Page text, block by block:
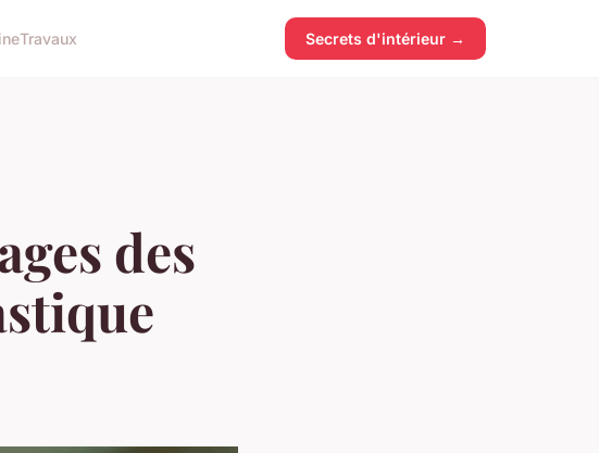
Travaux Secrets d'intérieur →
des